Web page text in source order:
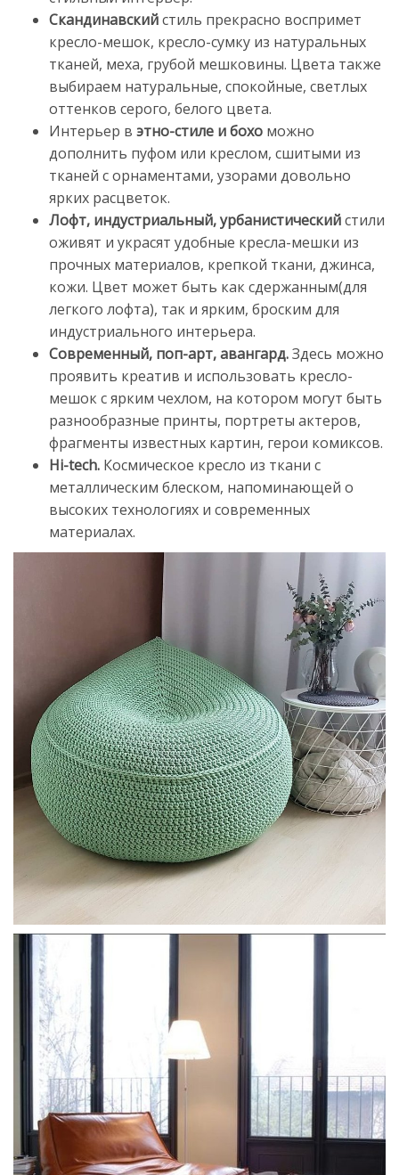
Скандинавскийстиль прекрасно воспримет
кресло-мешок, кресло-сумку из натуральных
тканей, меха, грубой мешковины. Цвета также
выбираем натуральные, спокойные, светлых
оттенков серого, белого цвета.
Интерьер в этно-стиле и бохо можно
дополнить пуфом или креслом, сшитыми из
тканей с орнаментами, узорами довольно
ярких расцветок.
Лофт, индустриальный, урбанистическийстили
оживят и украсят удобные кресла-мешки из
прочных материалов, крепкой ткани, джинса,
кожи. Цвет может быть как сдержанным(для
легкого лофта), так и ярким, броским для
индустриального интерьера.
Современный, поп-арт, авангард.Здесь можно
проявить креатив и использовать кресло-
мешок с ярким чехлом, на котором могут быть
разнообразные принты, портреты актеров,
фрагменты известных картин, герои комиксов.
Hi-tech. Космическое кресло из ткани с
металлическим блеском, напоминающей о
высоких технологиях и современных
материалах.